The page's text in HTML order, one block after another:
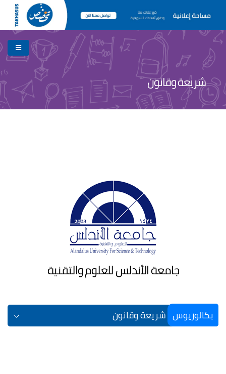
شريعة وقانون
جامعة الأندلس للعلوم والتقنية
بكالوريوس شريعة وقانون